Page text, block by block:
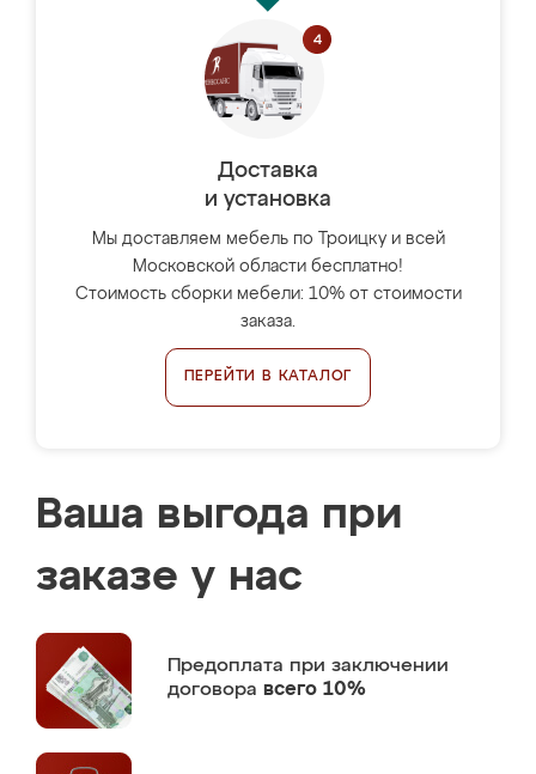
Доставка
и установка
Мы доставляем мебель по Троицку и всей
Московской области бесплатно!
Стоимость сборки мебели: 10% от стоимости
заказа.
ПЕРЕЙТИ В КАТАЛОГ
Ваша выгода при
заказе у нас
Предоплата при заключении
договора всего 10%